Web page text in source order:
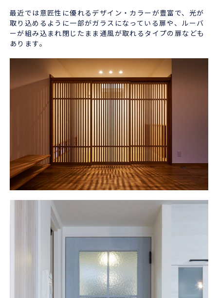
最近では意匠性に優れるデザイン・カラーが豊富で、光が
取り込めるように一部がガラスになっている扉や、ルーバ
ーが組み込まれ閉じたまま通風が取れるタイプの扉なども
あります。